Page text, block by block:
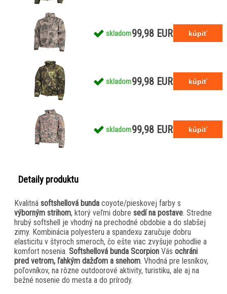
skladom99,98 EUR
skladom99,98 EUR
skladom99,98 EUR
Detaily produktu
Kvalitná softshellová bunda coyote/pieskovej farby s
výborným strihom, ktorý veľmi dobre sedí na postave. Stredne
hrubý softshell je vhodný na prechodné obdobie a do slabšej
zimy. Kombinácia polyesteru a spandexu zaručuje dobru
elasticitu v štyroch smeroch, čo ešte viac zvyšuje pohodlie a
komfort nosenia. Softshellová bunda Scorpion Vás ochráni
pred vetrom, ľahkým dažďom a snehom. Vhodná pre lesníkov,
poľovníkov, na rôzne outdoorové aktivity, turistiku, ale aj na
bežné nosenie do mesta a do prírody.